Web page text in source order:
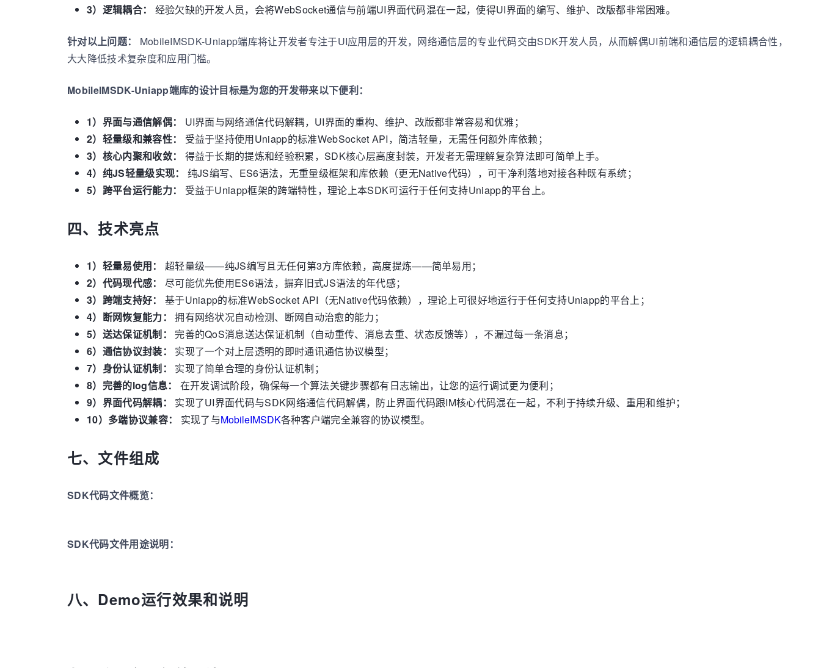
3） 逻辑耦合： 经验欠缺的开发人员，会将WebSocket通信与前端UI界面代码混在一起，使得UI界面的编写、维护、改版都非常困难。
针对以上问题：
MobileIMSDK-Uniapp端库将让开发者专注于UI应用层的开发，网络通信层的专业代码交由SDK开发人员，从而解偶UI前端和通信层的逻辑耦合性，
大大降低技术复杂度和应用门槛。
MobileIMSDK-Uniapp端库的设计目标是为您的开发带来以下便利：
1） 界面与通信解偶：
UI界面与网络通信代码解耦，UI界面的重构、维护、改版都非常容易和优雅；
2） 轻量级和兼容性：
受益于坚持使用Uniapp的标准WebSocket API，简洁轻量，无需任何额外库依赖；
3） 核心内聚和收敛：
得益于长期的提炼和经验积累，SDK核心层高度封装，开发者无需理解复杂算法即可简单上手。
4） 纯JS轻量级实现：
纯JS编写、ES6语法，无重量级框架和库依赖（更无Native代码），可干净利落地对接各种既有系统；
5） 跨平台运行能力： 受益于Uniapp框架的跨端特性，理论上本SDK可运行于任何支持Uniapp的平台上。
四、技术亮点
1） 轻量易使用：
超轻量级——纯JS编写且无任何第3方库依赖，高度提炼——简单易用；
2） 代码现代感：
尽可能优先使用ES6语法，摒弃旧式JS语法的年代感；
3） 跨端支持好：
基于Uniapp的标准WebSocket API（无Native代码依赖），理论上可很好地运行于任何支持Uniapp的平台上；
4） 断网恢复能力：
拥有网络状况自动检测、断网自动治愈的能力；
5） 送达保证机制：
完善的QoS消息送达保证机制（自动重传、消息去重、状态反馈等），不漏过每一条消息；
6） 通信协议封装：
实现了一个对上层透明的即时通讯通信协议模型；
7） 身份认证机制：
实现了简单合理的身份认证机制；
8） 完善的log信息：
在开发调试阶段，确保每一个算法关键步骤都有日志输出，让您的运行调试更为便利；
9） 界面代码解耦：
实现了UI界面代码与SDK网络通信代码解偶，防止界面代码跟IM核心代码混在一起，不利于持续升级、重用和维护；
10） 多端协议兼容： 实现了与MobileIMSDK各种客户端完全兼容的协议模型。
七、文件组成
SDK代码文件概览：
SDK代码文件用途说明：
八、Demo运行效果和说明